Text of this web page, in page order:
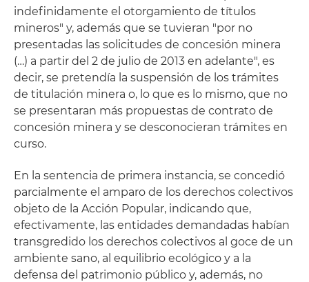
indefinidamente el otorgamiento de títulos
mineros" y, además que se tuvieran "por no
presentadas las solicitudes de concesión minera
(…) a partir del 2 de julio de 2013 en adelante", es
decir, se pretendía la suspensión de los trámites
de titulación minera o, lo que es lo mismo, que no
se presentaran más propuestas de contrato de
concesión minera y se desconocieran trámites en
curso.
En la sentencia de primera instancia, se concedió
parcialmente el amparo de los derechos colectivos
objeto de la Acción Popular, indicando que,
efectivamente, las entidades demandadas habían
transgredido los derechos colectivos al goce de un
ambiente sano, al equilibrio ecológico y a la
defensa del patrimonio público y, además, no